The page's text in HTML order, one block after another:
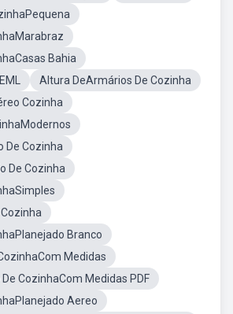
Bahia
Altura DeArmários De Cozinha
Cozinha
De Cozinha
De Cozinha
Branco
Medidas
CozinhaCom Medidas PDF
Aereo